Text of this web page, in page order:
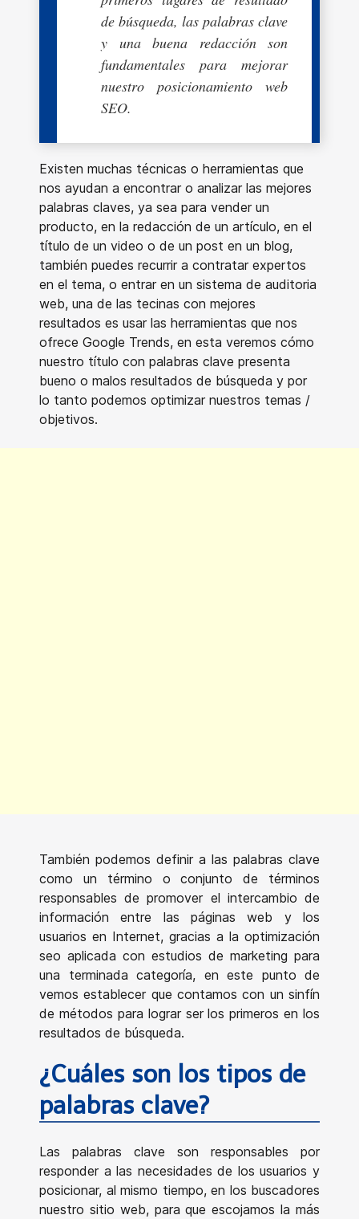
de búsqueda, las palabras clave
y una buena redacción son
fundamentales para mejorar
nuestro posicionamiento web
SEO.
Existen muchas técnicas o herramientas que
nos ayudan a encontrar o analizar las mejores
palabras claves, ya sea para vender un
producto, en la redacción de un artículo, en el
título de un video o de un post en un blog,
también puedes recurrir a contratar expertos
en el tema, o entrar en un sistema de auditoria
web, una de las tecinas con mejores
resultados es usar las herramientas que nos
ofrece Google Trends, en esta veremos cómo
nuestro título con palabras clave presenta
bueno o malos resultados de búsqueda y por
lo tanto podemos optimizar nuestros temas /
objetivos.
También podemos definir a las palabras clave
como un término o conjunto de términos
responsables de promover el intercambio de
información entre las páginas web y los
usuarios en Internet, gracias a la optimización
seo aplicada con estudios de marketing para
una terminada categoría, en este punto de
vemos establecer que contamos con un sinfín
de métodos para lograr ser los primeros en los
resultados de búsqueda.
¿Cuáles son los tipos de
palabras clave?
Las palabras clave son responsables por
responder a las necesidades de los usuarios y
posicionar, al mismo tiempo, en los buscadores
nuestro sitio web, para que escojamos la más